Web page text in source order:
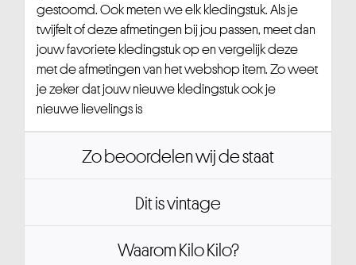
gestoomd. Ook meten we elk kledingstuk. Als je
twijfelt of deze afmetingen bij jou passen, meet dan
jouw favoriete kledingstuk op en vergelijk deze
met de afmetingen van het webshop item. Zo weet
je zeker dat jouw nieuwe kledingstuk ook je
nieuwe lievelings is
Zo beoordelen wij de staat
Dit is vintage
Waarom Kilo Kilo?